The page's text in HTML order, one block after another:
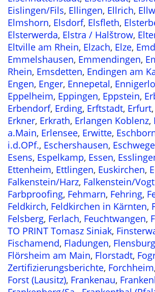
Eislingen/Fils, Ellingen, Ellrich,
Elmshorn, Elsdorf, Elsfleth,
Elsterwerda, Elstra / Halštrow,
Eltville am Rhein, Elzach, Elze,
Emmelshausen, Emmendingen,
Rhein, Emsdetten, Endingen am
Engen, Enger, Ennepetal,
Eppelheim, Eppingen, Eppstein,
Erbendorf, Erding, Erftstadt, Erfurt,
Erkner, Erkrath, Erlangen Koblenz,
a.Main, Erlensee, Erwitte,
i.d.OPf., Eschershausen, Eschwege
Esens, Espelkamp, Essen,
Ettenheim, Ettlingen, Euskirchen,
Falkenstein/Harz, Falkenstein/
Farbproofing, Fehmarn, Fehring,
Feldkirch, Feldkirchen in Kärnten,
Felsberg, Ferlach, Feuchtwangen,
TO PRINT Tomasz Siniak,
Fischamend, Fladungen, Flensburg
Flörsheim am Main, Florstadt,
Zertifizierungsberichte, Forchheim,
Forst (Lausitz), Frankenau,